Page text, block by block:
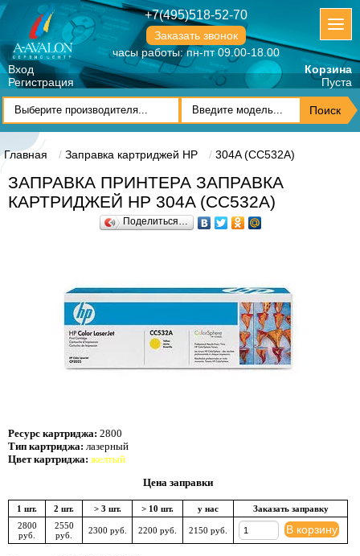
+7(495)518-52-70
Заказать звонок
часы работы: пн-пт 09.00-18.00
Вход
Регистрация
Корзина
Пуста
Главная Заправка картриджей HP 304A (CC532A)
ЗАПРАВКА ПРИНТЕРА ЗАПРАВКА
КАРТРИДЖЕЙ HP 304A (CC532A)
Поделиться…
Ресурс картриджа: 2800
Тип картриджа: лазерный
Цвет картриджа: желтый
Цена заправки
1 шт. 2 шт. > 3 шт. > 10 шт. у нас
Заказать заправку
2800
руб.
2550
руб.
2300 руб. 2200 руб. 2150 руб. В корзину